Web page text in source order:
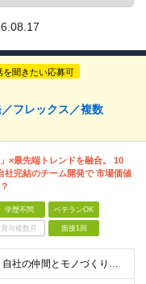
を聞きたい応募可
フレックス／複数
×最先端トレンドを融合。 10
社完結のチーム開発で 市場価値
学歴不問 ベテランOK
賞与複数月 面接1回
～工程、分野は不問。自社の仲間とモノづくりをしたい方歓迎します。～ ■学歴不問 ■プログラミングの実務経験が3年以上ある方 ～このような希望も当社なら大歓迎です！～ ・使用する言語や技術が固定化され